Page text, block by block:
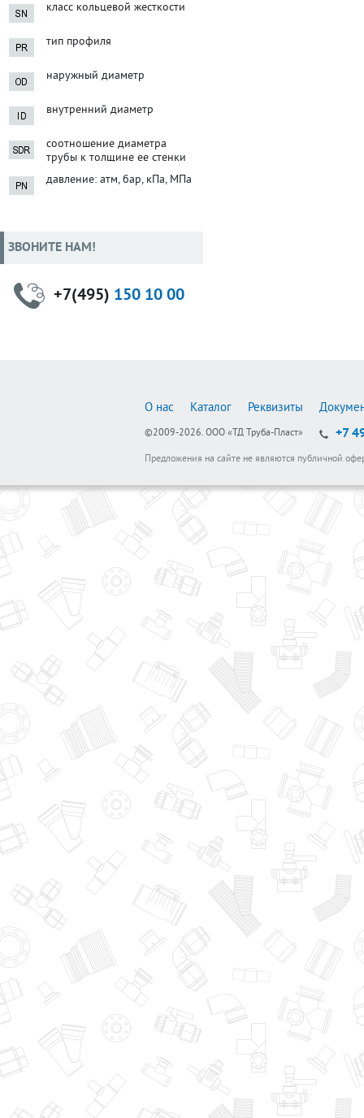
класс кольцевой жесткости
тип профиля
наружный диаметр
внутренний диаметр
соотношение диаметра
трубы к толщине ее стенки
давление: атм, бар, кПа, МПа
ЗВОНИТЕ НАМ!
+7(495) 150 10 00
О нас Каталог Реквизиты
©2009-2026. ООО «ТД Труба-Пласт» +7
Предложения на сайте не являются публичной